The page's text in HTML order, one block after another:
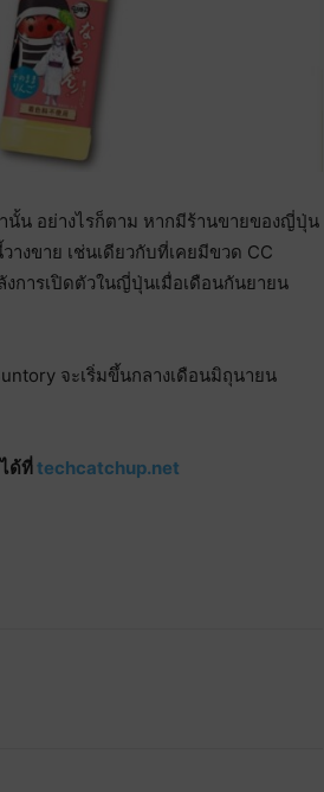
นั้น อย่างไรก็ตาม หากมีร้านขายของญี่ปุ่น
งขาย เช่นเดียวกับที่เคยมีขวด CC
การเปิดตัวในญี่ปุ่นเมื่อเดือนกันยายน
จะเริ่มขึ้นกลางเดือนมิถุนายน
ด้ที่ techcatchup.net